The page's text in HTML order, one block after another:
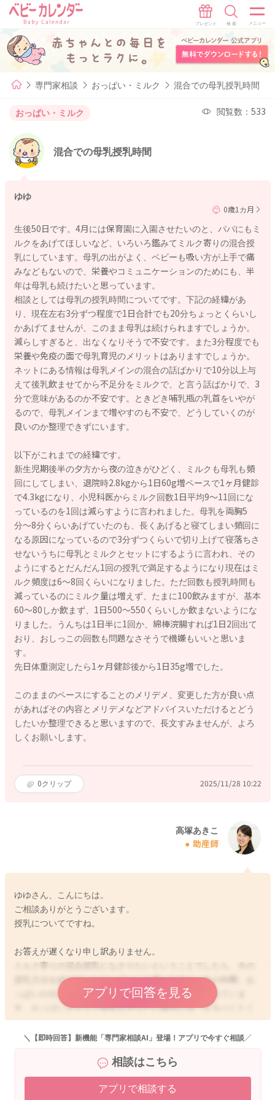
専門家相談 おっぱい・ミルク 混合での母乳授乳時間
おっぱい・ミルク 閲覧数：533
混合での母乳授乳時間
ゆゆ
0歳1カ月
生後50日です。4月には保育園に入園させたいのと、パパにもミ
ルクをあげてほしいなど、いろいろ鑑みてミルク寄りの混合授
乳にしています。母乳の出がよく、ベビーも吸い方が上手で痛
みなどもないので、栄養やコミュニケーションのためにも、半
年は母乳も続けたいと思っています。
相談としては母乳の授乳時間についてです。下記の経緯があ
り、現在左右3分ずつ程度で1日合計でも20分ちょっとくらいし
かあげてませんが、このまま母乳は続けられますでしょうか。
減らしすぎると、出なくなりそうで不安です。また3分程度でも
栄養や免疫の面で母乳育児のメリットはありますでしょうか。
ネットにある情報は母乳メインの混合の話ばかりで10分以上与
えて後乳飲ませてから不足分をミルクで、と言う話ばかりで、3
分で意味があるのか不安です。ときどき哺乳瓶の乳首をいやが
るので、母乳メインまで増やすのも不安で、どうしていくのが
良いのか整理できずにいます。
以下がこれまでの経緯です。
新生児期後半の夕方から夜の泣きがひどく、ミルクも母乳も頻
回にしてしまい、退院時2.8kgから1日60g増ペースで1ヶ月健診
で4.3kgになり、小児科医からミルク回数1日平均9〜11回にな
っているのを1回は減らすように言われました。母乳を両胸5
分〜8分くらいあげていたのも、長くあげると寝てしまい頻回に
なる原因になっているので3分ずつくらいで切り上げて寝落ちさ
せないうちに母乳とミルクとセットにするように言われ、その
ようにするとだんだん1回の授乳で満足するようになり現在はミ
ルク頻度は6〜8回くらいになりました。ただ回数も授乳時間も
減っているのにミルク量は増えず、たまに100飲みますが、基本
60〜80しか飲まず、1日500〜550くらいしか飲まないようにな
りました。うんちは1日半に1回か、綿棒浣腸すれば1日2回出て
おり、おしっこの回数も問題なさそうで機嫌もいいと思いま
す。
先日体重測定したら1ヶ月健診後から1日35g増でした。
このままのペースにすることのメリデメ、変更した方が良い点
があればその内容とメリデメなどアドバイスいただけるとどう
したいか整理できると思いますので、長文すみませんが、よろ
しくお願いします。
0クリップ 2025/11/28 10:22
高塚あきこ
助産師
ゆゆさん、こんにちは。
ご相談ありがとうございます。
授乳についてですね。
お答えが遅くなり申し訳ありません。
ミルク寄りの混合授乳になさりたいということでしたら、今の
授乳方法を続けていただいていいと思いますよ。今の時期、お
っぱいの分泌は授乳をなさった量に影響すると言われていま
す。おっぱいメインで授乳なさりたい場合には、なるべくたく
さん飲ませてあげて、分泌を増やす、またはキープしていく必
要があると思います。ですが、ゆゆさんの場合には、今後保育
きたいということですと、あまり分泌が増えてしまうと、おっ
ぱいのトラブルのリスクが高まる可能性もあると思います。
今飲ませていただいた量が、また次に作られるというサイクル
アプリで回答を見る
＼【即時回答】新機能「専門家相談AI」登場！アプリで今すぐ相談／
相談はこちら
アプリで相談する